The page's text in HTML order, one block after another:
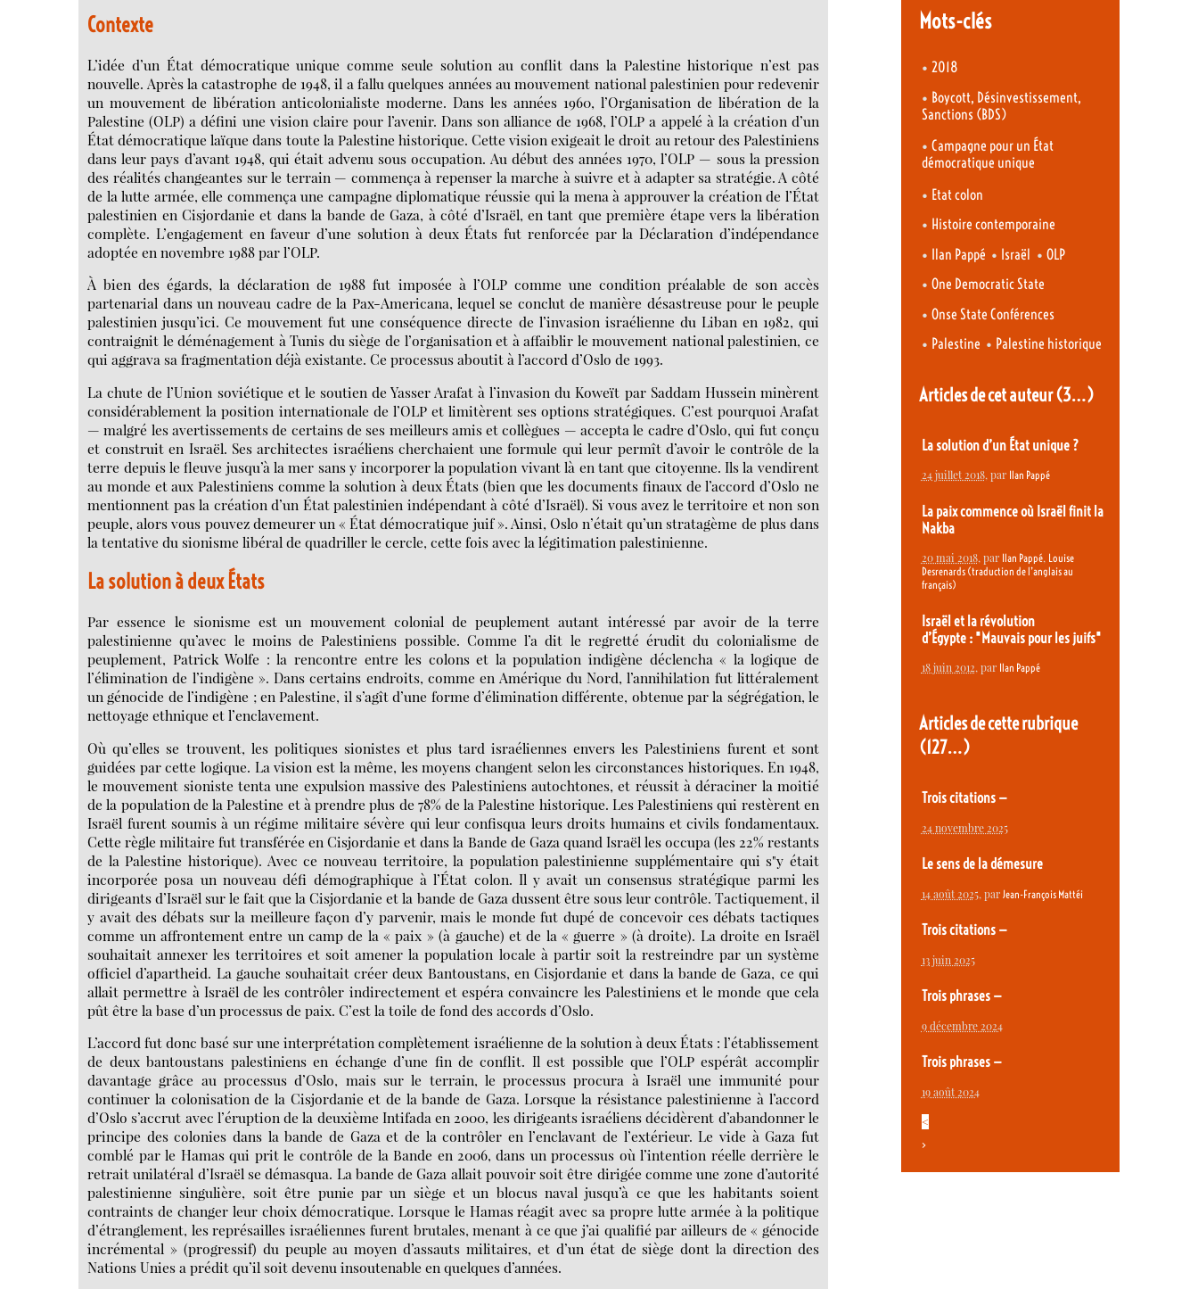
Contexte
L’idée d’un État démocratique unique comme seule solution au conflit dans la Palestine historique n’est pas
nouvelle. Après la catastrophe de 1948, il a fallu quelques années au mouvement national palestinien pour redevenir
un mouvement de libération anticolonialiste moderne. Dans les années 1960, l’Organisation de libération de la
Palestine (OLP) a défini une vision claire pour l’avenir. Dans son alliance de 1968, l’OLP a appelé à la création d’un
État démocratique laïque dans toute la Palestine historique. Cette vision exigeait le droit au retour des Palestiniens
dans leur pays d’avant 1948, qui était advenu sous occupation. Au début des années 1970, l’OLP — sous la pression
des réalités changeantes sur le terrain — commença à repenser la marche à suivre et à adapter sa stratégie. A côté
de la lutte armée, elle commença une campagne diplomatique réussie qui la mena à approuver la création de l’État
palestinien en Cisjordanie et dans la bande de Gaza, à côté d’Israël, en tant que première étape vers la libération
complète. L’engagement en faveur d’une solution à deux États fut renforcée par la Déclaration d’indépendance
adoptée en novembre 1988 par l’OLP.
À bien des égards, la déclaration de 1988 fut imposée à l’OLP comme une condition préalable de son accès
partenarial dans un nouveau cadre de la Pax-Americana, lequel se conclut de manière désastreuse pour le peuple
palestinien jusqu’ici. Ce mouvement fut une conséquence directe de l’invasion israélienne du Liban en 1982, qui
contraignit le déménagement à Tunis du siège de l’organisation et à affaiblir le mouvement national palestinien, ce
qui aggrava sa fragmentation déjà existante. Ce processus aboutit à l’accord d’Oslo de 1993.
La chute de l’Union soviétique et le soutien de Yasser Arafat à l’invasion du Koweït par Saddam Hussein minèrent
considérablement la position internationale de l’OLP et limitèrent ses options stratégiques. C’est pourquoi Arafat
— malgré les avertissements de certains de ses meilleurs amis et collègues — accepta le cadre d’Oslo, qui fut conçu
et construit en Israël. Ses architectes israéliens cherchaient une formule qui leur permît d’avoir le contrôle de la
terre depuis le fleuve jusqu’à la mer sans y incorporer la population vivant là en tant que citoyenne. Ils la vendirent
au monde et aux Palestiniens comme la solution à deux États (bien que les documents finaux de l’accord d’Oslo ne
mentionnent pas la création d’un État palestinien indépendant à côté d’Israël). Si vous avez le territoire et non son
peuple, alors vous pouvez demeurer un « État démocratique juif ». Ainsi, Oslo n’était qu’un stratagème de plus dans
la tentative du sionisme libéral de quadriller le cercle, cette fois avec la légitimation palestinienne.
La solution à deux États
Par essence le sionisme est un mouvement colonial de peuplement autant intéressé par avoir de la terre
palestinienne qu’avec le moins de Palestiniens possible. Comme l’a dit le regretté érudit du colonialisme de
peuplement, Patrick Wolfe : la rencontre entre les colons et la population indigène déclencha « la logique de
l’élimination de l’indigène ». Dans certains endroits, comme en Amérique du Nord, l’annihilation fut littéralement
un génocide de l’indigène ; en Palestine, il s’agît d’une forme d’élimination différente, obtenue par la ségrégation, le
nettoyage ethnique et l’enclavement.
Où qu’elles se trouvent, les politiques sionistes et plus tard israéliennes envers les Palestiniens furent et sont
guidées par cette logique. La vision est la même, les moyens changent selon les circonstances historiques. En 1948,
le mouvement sioniste tenta une expulsion massive des Palestiniens autochtones, et réussit à déraciner la moitié
de la population de la Palestine et à prendre plus de 78% de la Palestine historique. Les Palestiniens qui restèrent en
Israël furent soumis à un régime militaire sévère qui leur confisqua leurs droits humains et civils fondamentaux.
Cette règle militaire fut transférée en Cisjordanie et dans la Bande de Gaza quand Israël les occupa (les 22% restants
de la Palestine historique). Avec ce nouveau territoire, la population palestinienne supplémentaire qui s"y était
incorporée posa un nouveau défi démographique à l’État colon. Il y avait un consensus stratégique parmi les
dirigeants d’Israël sur le fait que la Cisjordanie et la bande de Gaza dussent être sous leur contrôle. Tactiquement, il
y avait des débats sur la meilleure façon d’y parvenir, mais le monde fut dupé de concevoir ces débats tactiques
comme un affrontement entre un camp de la « paix » (à gauche) et de la « guerre » (à droite). La droite en Israël
souhaitait annexer les territoires et soit amener la population locale à partir soit la restreindre par un système
officiel d’apartheid. La gauche souhaitait créer deux Bantoustans, en Cisjordanie et dans la bande de Gaza, ce qui
allait permettre à Israël de les contrôler indirectement et espéra convaincre les Palestiniens et le monde que cela
pût être la base d’un processus de paix. C’est la toile de fond des accords d’Oslo.
L’accord fut donc basé sur une interprétation complètement israélienne de la solution à deux États : l’établissement
de deux bantoustans palestiniens en échange d’une fin de conflit. Il est possible que l’OLP espérât accomplir
davantage grâce au processus d’Oslo, mais sur le terrain, le processus procura à Israël une immunité pour
continuer la colonisation de la Cisjordanie et de la bande de Gaza. Lorsque la résistance palestinienne à l’accord
d’Oslo s’accrut avec l’éruption de la deuxième Intifada en 2000, les dirigeants israéliens décidèrent d’abandonner le
principe des colonies dans la bande de Gaza et de la contrôler en l’enclavant de l’extérieur. Le vide à Gaza fut
comblé par le Hamas qui prit le contrôle de la Bande en 2006, dans un processus où l’intention réelle derrière le
retrait unilatéral d’Israël se démasqua. La bande de Gaza allait pouvoir soit être dirigée comme une zone d’autorité
palestinienne singulière, soit être punie par un siège et un blocus naval jusqu’à ce que les habitants soient
contraints de changer leur choix démocratique. Lorsque le Hamas réagit avec sa propre lutte armée à la politique
d’étranglement, les représailles israéliennes furent brutales, menant à ce que j’ai qualifié par ailleurs de « génocide
incrémental » (progressif) du peuple au moyen d’assauts militaires, et d’un état de siège dont la direction des
Nations Unies a prédit qu’il soit devenu insoutenable en quelques d’années.
Mots-clés
• 2018
• Boycott, Désinvestissement,
Sanctions (BDS)
• Campagne pour un État
démocratique unique
• Etat colon
• Histoire contemporaine
• Ilan Pappé • Israël • OLP
• One Democratic State
• Onse State Conférences
• Palestine • Palestine historique
Articles de cet auteur(3…)
La solution d’un État unique ?
24 juillet 2018, par Ilan Pappé
La paix commence où Israël finit la
Nakba
20 mai 2018, par Ilan Pappé, Louise
Desrenards (traduction de l’anglais au
français)
Israël et la révolution
d’Égypte : "Mauvais pour les juifs"
18 juin 2012, par Ilan Pappé
Articles de cette rubrique
(127…)
Trois citations —
24 novembre 2025
Le sens de la démesure
14 août 2025, par Jean-François Mattéi
Trois citations —
13 juin 2025
Trois phrases —
9 décembre 2024
Trois phrases —
19 août 2024
<
>